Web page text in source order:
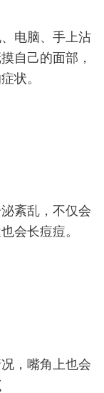
电脑、手上沾
自己的面部，
状。
紊乱，不仅会
会长痘痘。
，嘴角上也会